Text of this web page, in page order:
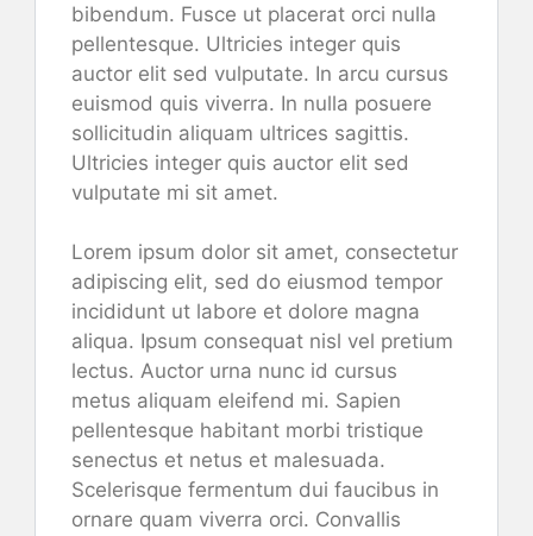
bibendum. Fusce ut placerat orci nulla
pellentesque. Ultricies integer quis
auctor elit sed vulputate. In arcu cursus
euismod quis viverra. In nulla posuere
sollicitudin aliquam ultrices sagittis.
Ultricies integer quis auctor elit sed
vulputate mi sit amet.
Lorem ipsum dolor sit amet, consectetur
adipiscing elit, sed do eiusmod tempor
incididunt ut labore et dolore magna
aliqua. Ipsum consequat nisl vel pretium
lectus. Auctor urna nunc id cursus
metus aliquam eleifend mi. Sapien
pellentesque habitant morbi tristique
senectus et netus et malesuada.
Scelerisque fermentum dui faucibus in
ornare quam viverra orci. Convallis